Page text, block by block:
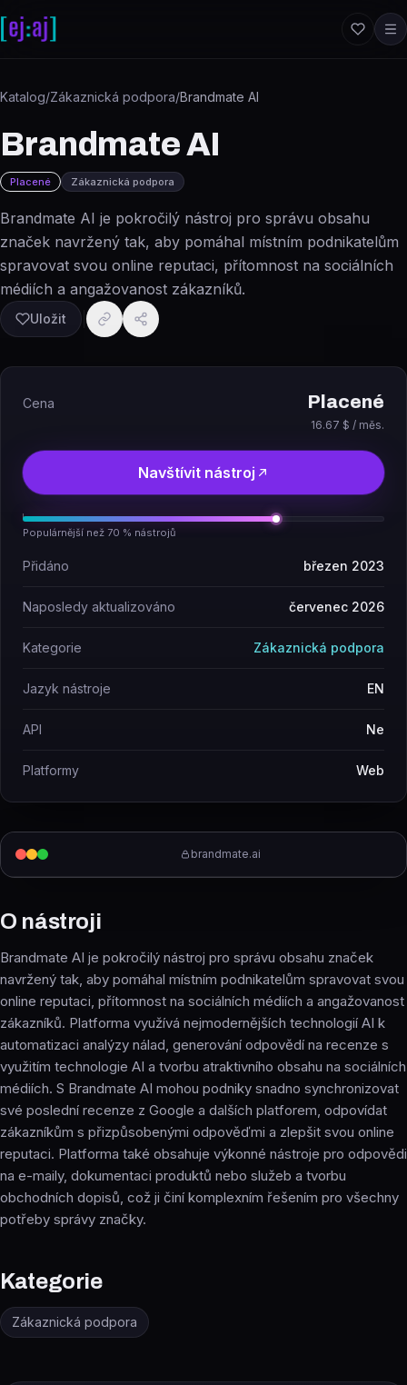
Katalog/Zákaznická podpora/Brandmate AI
Brandmate AI
Placené Zákaznická podpora
Brandmate AI je pokročilý nástroj pro správu obsahu
značek navržený tak, aby pomáhal místním podnikatelům
spravovat svou online reputaci, přítomnost na sociálních
médiích a angažovanost zákazníků.
Uložit
brandmate.ai
O nástroji
Brandmate AI je pokročilý nástroj pro správu obsahu značek
navržený tak, aby pomáhal místním podnikatelům spravovat svou
online reputaci, přítomnost na sociálních médiích a angažovanost
zákazníků. Platforma využívá nejmodernějších technologií AI k
automatizaci analýzy nálad, generování odpovědí na recenze s
využitím technologie AI a tvorbu atraktivního obsahu na sociálních
médiích. S Brandmate AI mohou podniky snadno synchronizovat
své poslední recenze z Google a dalších platforem, odpovídat
zákazníkům s přizpůsobenými odpověďmi a zlepšit svou online
reputaci. Platforma také obsahuje výkonné nástroje pro odpovědi
na e-maily, dokumentaci produktů nebo služeb a tvorbu
obchodních dopisů, což ji činí komplexním řešením pro všechny
potřeby správy značky.
Kategorie
Zákaznická podpora
Cena Placené
16.67 $ / měs.
Navštívit nástroj
Populárnější než 70 % nástrojů
Přidáno březen 2023
Naposledy aktualizováno červenec 2026
Kategorie Zákaznická podpora
Jazyk nástroje EN
API Ne
Platformy Web